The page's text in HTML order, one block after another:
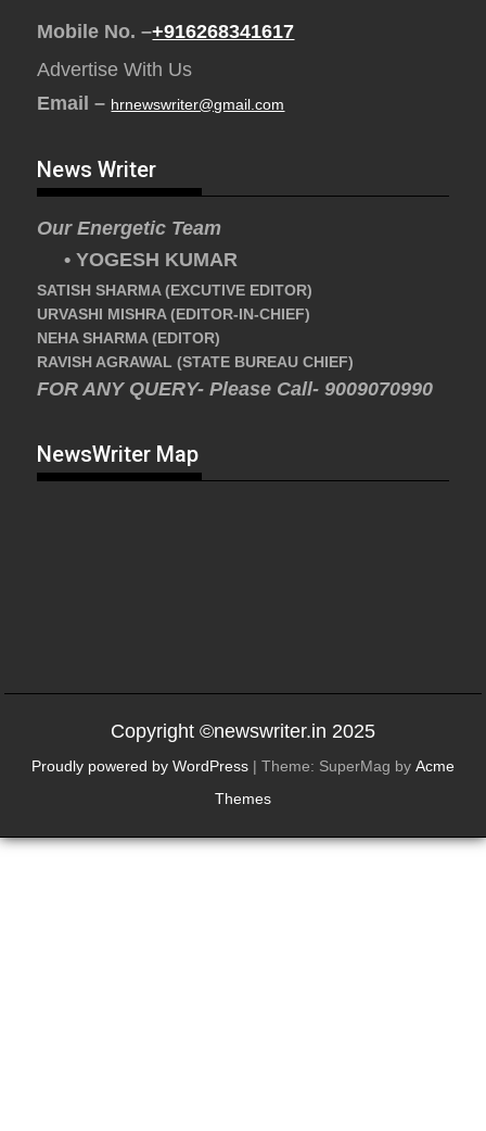
Mobile No. –+916268341617
Advertise With Us
Email – hrnewswriter@gmail.com
News Writer
Our Energetic Team
• YOGESH KUMAR
SATISH SHARMA (EXCUTIVE EDITOR)
URVASHI MISHRA (EDITOR-IN-CHIEF)
NEHA SHARMA (EDITOR)
RAVISH AGRAWAL (STATE BUREAU CHIEF)
FOR ANY QUERY- Please Call- 9009070990
NewsWriter Map
Copyright ©newswriter.in 2025
Proudly powered by WordPress | Theme: SuperMag by Acme
Themes